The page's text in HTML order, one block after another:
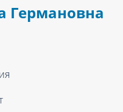
Германовна